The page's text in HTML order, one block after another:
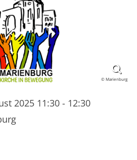
© Marienburg
2025 11:30 - 12:30